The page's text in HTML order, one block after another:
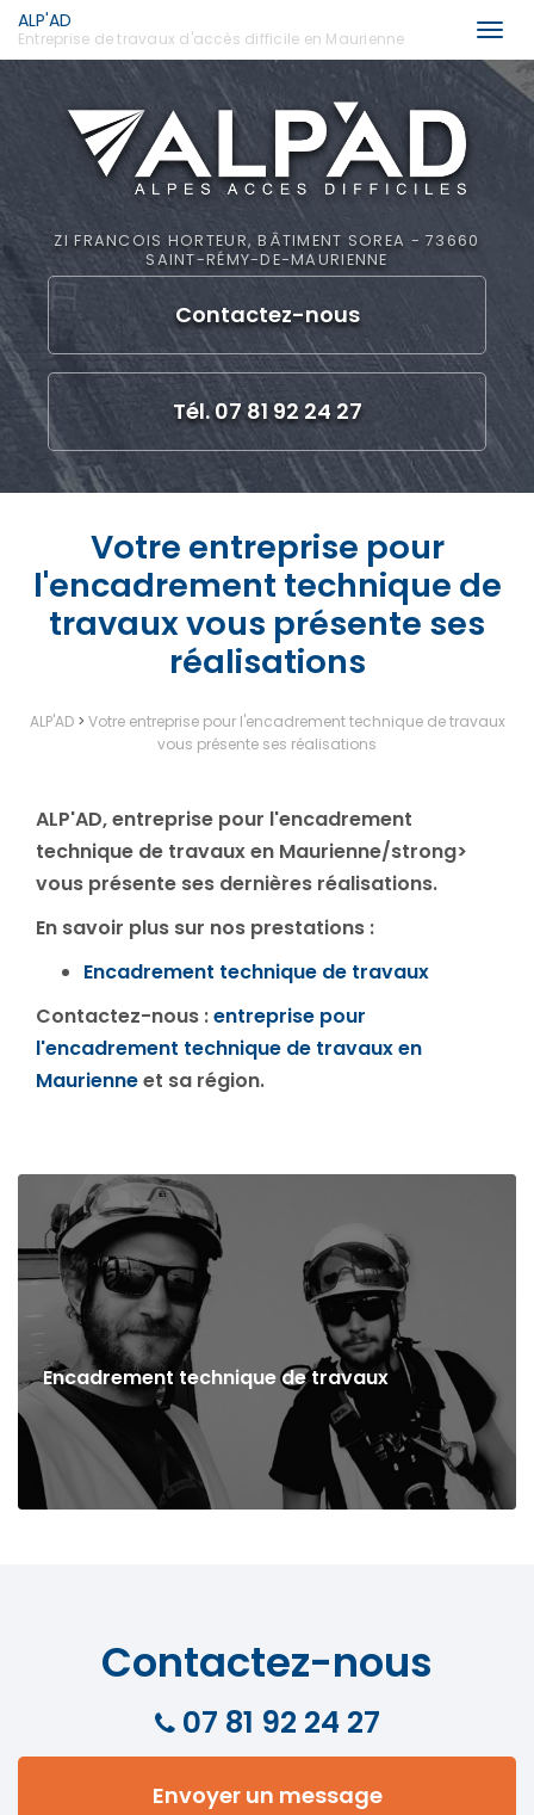
contenu
ALP'AD
Entreprise de travaux d'accès difficile en Maurienne
ZI FRANCOIS HORTEUR, BÂTIMENT SOREA - 73660
SAINT-RÉMY-DE-MAURIENNE
Contactez-nous
Tél. 07 81 92 24 27
Votre entreprise pour
l'encadrement technique de
travaux vous présente ses
réalisations
ALP'AD> Votre entreprise pour l'encadrement technique de travaux
vous présente ses réalisations
ALP'AD, entreprise pour l'encadrement
technique de travaux en Maurienne/strong>
vous présente ses dernières réalisations.
En savoir plus sur nos prestations :
Encadrement technique de travaux
Contactez-nous :entreprise pour
l'encadrement technique de travaux en
Maurienneet sa région.
Encadrement technique de travaux
Contactez-nous
07 81 92 24 27
Envoyer un message